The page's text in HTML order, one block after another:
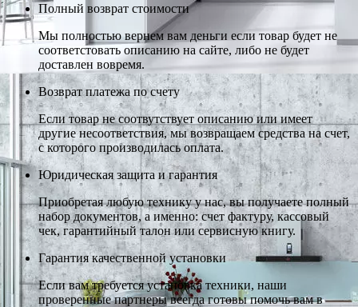
Полный возврат стоимости
Мы полностью вернем вам деньги если товар будет не
соответстовать описанию на сайте, либо не будет
доставлен вовремя.
Возврат платежа по счету
Если товар не соотвутствует описанию или имеет
другие несоответствия, мы возвращаем средства на счет,
с которого производилась оплата.
Юридическая защита и гарантия
Приобретая любую технику у нас, вы получаете полный
набор документов, а именно: счет фактуру, кассовый
чек, гарантийный талон или сервисную книгу.
Гарантия качественной установки
Если вам требуется установка техники, наши
проверенные партнеры всегда готовы помочь вам в